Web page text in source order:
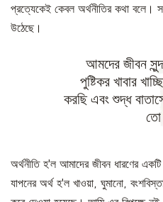
প্রত্যেকেই কেবল অর্থনীতির কথা বলে।
উঠেছে।
আমদের জীবন
পুষ্টিকর খাবার
করছি এবং শুদ্ধ
তো
অর্থনীতি হ'ল আমাদের জীবন ধারণের
যাপনের অর্থ হ'ল খাওয়া, ঘুমানো,